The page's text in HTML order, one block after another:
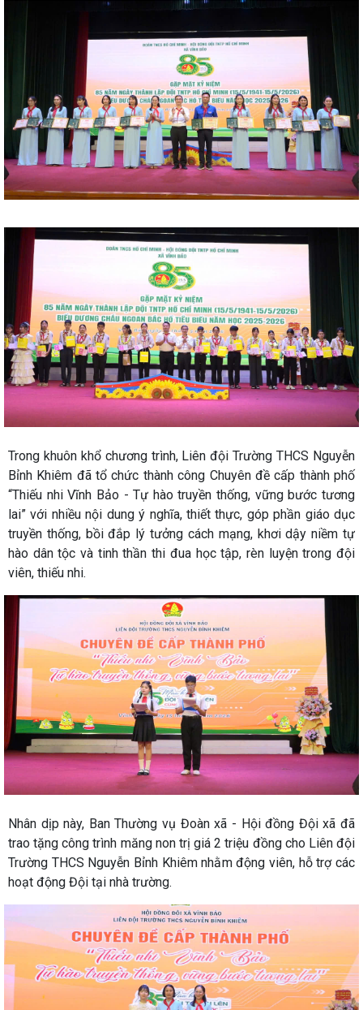
Trong khuôn khổ chương trình, Liên đội Trường THCS Nguyễn
Bỉnh Khiêm đã tổ chức thành công Chuyên đề cấp thành phố
“Thiếu nhi Vĩnh Bảo - Tự hào truyền thống, vững bước tương
lai” với nhiều nội dung ý nghĩa, thiết thực, góp phần giáo dục
truyền thống, bồi đắp lý tưởng cách mạng, khơi dậy niềm tự
hào dân tộc và tinh thần thi đua học tập, rèn luyện trong đội
viên, thiếu nhi.
Nhân dịp này, Ban Thường vụ Đoàn xã - Hội đồng Đội xã đã
trao tặng công trình măng non trị giá 2 triệu đồng cho Liên đội
Trường THCS Nguyễn Bỉnh Khiêm nhằm động viên, hỗ trợ các
hoạt động Đội tại nhà trường.